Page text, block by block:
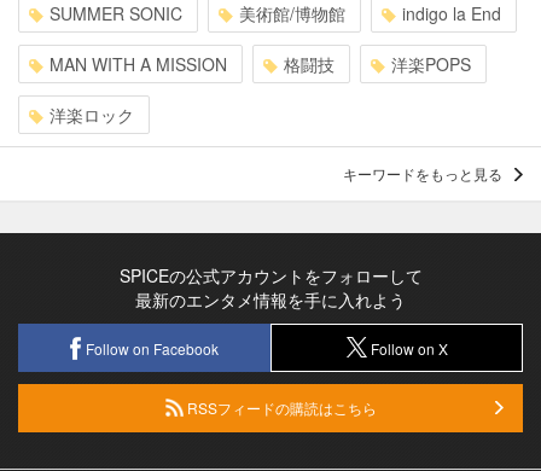
SUMMER SONIC 美術館/博物館 indigo la End
MAN WITH A MISSION 格闘技 洋楽POPS
洋楽ロック
キーワードをもっと見る
SPICEの公式アカウントをフォローして
最新のエンタメ情報を手に入れよう
Follow on Facebook Follow on X
RSSフィードの購読はこちら